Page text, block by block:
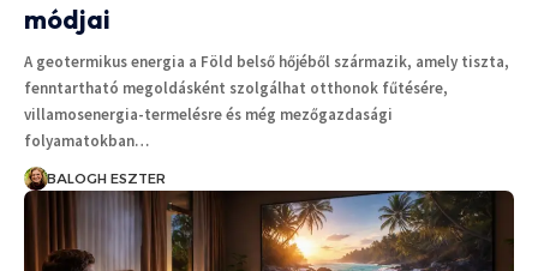
módjai
A geotermikus energia a Föld belső hőjéből származik, amely tiszta,
fenntartható megoldásként szolgálhat otthonok fűtésére,
villamosenergia-termelésre és még mezőgazdasági
folyamatokban…
BALOGH ESZTER